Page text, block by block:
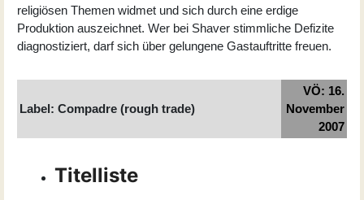
religiösen Themen widmet und sich durch eine erdige
Produktion auszeichnet. Wer bei Shaver stimmliche Defizite
diagnostiziert, darf sich über gelungene Gastauftritte freuen.
Label: Compadre (rough trade)
VÖ: 16.
November
2007
Titelliste